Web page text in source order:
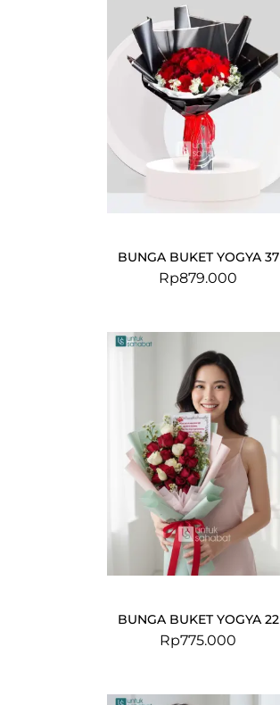
BUNGA BUKET YOGYA 37
Rp879.000
BUNGA BUKET YOGYA 22
Rp775.000